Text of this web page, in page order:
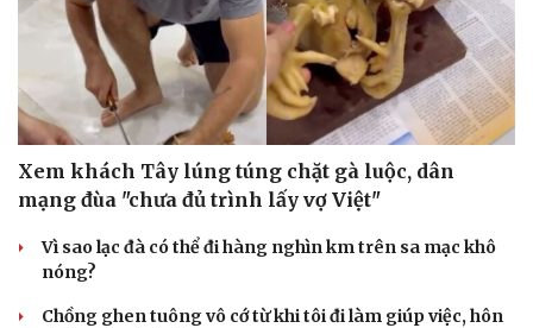
Sức khỏe
Dinh dưỡng - món ngon
Cây thuốc
Sản phụ khoa
Nhi khoa
Nam khoa
Làm đẹp - giảm cân
Phòng mạch online
Ăn sạch sống khỏe
Đời sống
Nhà đẹp
Blog
Tình yêu - Gia đình
Xem khách Tây lúng túng chặt gà luộc, dân
mạng đùa "chưa đủ trình lấy vợ Việt"
Vì sao lạc đà có thể đi hàng nghìn km trên sa mạc khô
nóng?
Chồng ghen tuông vô cớ từ khi tôi đi làm giúp việc, hôn